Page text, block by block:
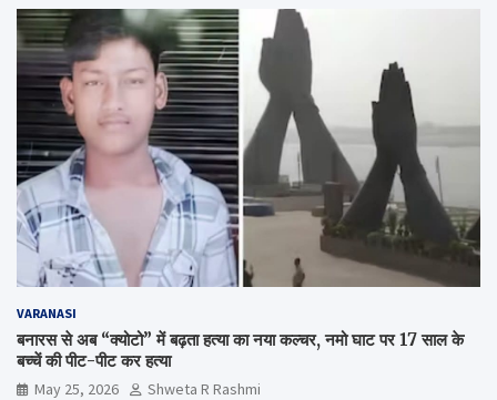
VARANASI
बनारस से अब “क्योटो” में बढ़ता हत्या का नया कल्चर, नमो घाट पर 17 साल के
बच्चें की पीट-पीट कर हत्या
May 25, 2026 Shweta R Rashmi